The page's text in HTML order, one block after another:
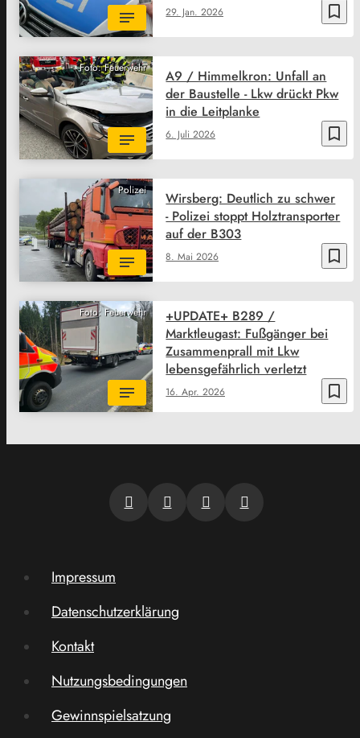
bookmark_border
29. Jan. 2026
Foto: Feuerwehr
bookmark_border
6. Juli 2026
A9 / Himmelkron: Unfall an
der Baustelle - Lkw drückt Pkw
in die Leitplanke
Polizei
bookmark_border
8. Mai 2026
Wirsberg: Deutlich zu schwer
- Polizei stoppt Holztransporter
auf der B303
Foto: Feuerwehr
bookmark_border
16. Apr. 2026
+UPDATE+ B289 /
Marktleugast: Fußgänger bei
Zusammenprall mit Lkw
lebensgefährlich verletzt
Impressum
Datenschutzerklärung
Kontakt
Nutzungsbedingungen
Gewinnspielsatzung